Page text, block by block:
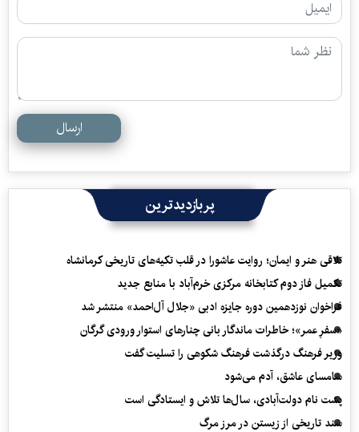
ارسال
پربازدیدترین
تلاقی هنر و ایمان؛ روایت عاشورا در قلب تکیه‌های تاریخی کرمانشاه
تکمیل فاز دوم کتابخانه مرکزی خرم‌آباد با منابع جدید
فراخوان نوزدهمین دوره جایزه ادبی «جلال آل‌احمد» منتشر شد
«سفرِ عمر»؛ خاطرات ماندگار بانی چنارهای استوار ورودی گرگان
وزیر فرهنگ درگذشت فرهنگ شکوهی را تسلیت گفت
سامسای عاشق، آدم می‌شود
پشت نام دولت‌آبادی، سال‌ها تلاش و ایستادگی است
سند تاریخی از زیستن در مرز مرگ